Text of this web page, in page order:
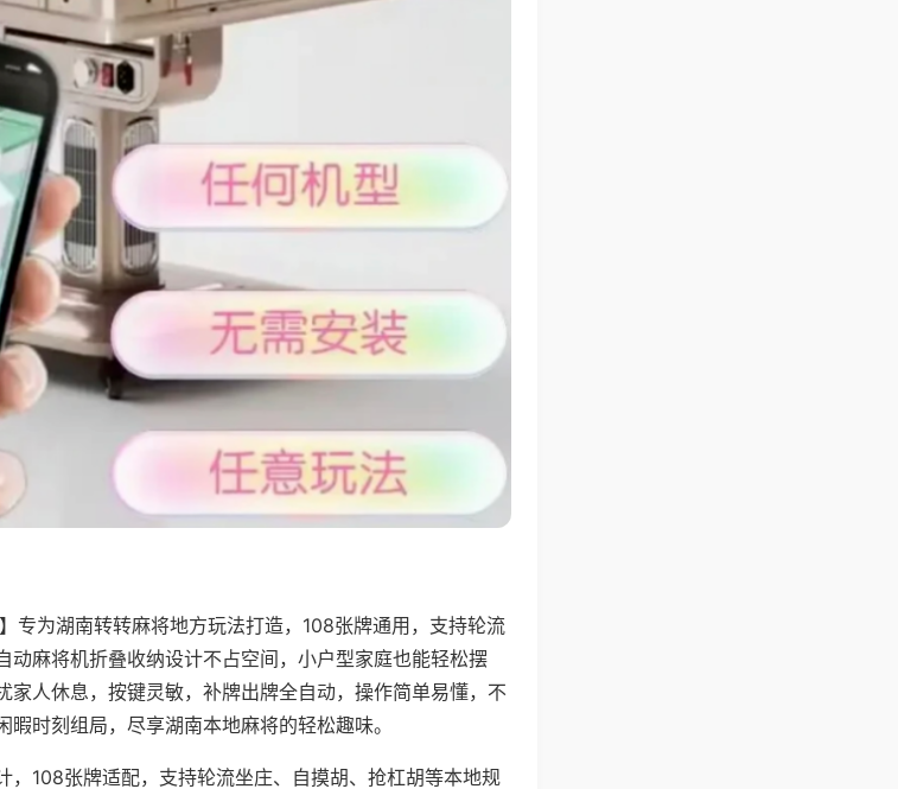
】专为湖南转转麻将地方玩法打造，108张牌通用，支持轮流
动麻将机折叠收纳设计不占空间，小户型家庭也能轻松摆
家人休息，按键灵敏，补牌出牌全自动，操作简单易懂，不
时刻组局，尽享湖南本地麻将的轻松趣味。
，108张牌适配，支持轮流坐庄、自摸胡、抢杠胡等本地规